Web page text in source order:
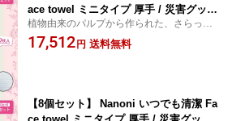
ace towel ミニタイプ 厚手 / 災害グッズ
災害時 防災グッズ 防災用品 災害対策
フェイスタオル 使い捨て クレンジング
植物由来のパルプから作られた、さらっと
なめらかな肌触りの使い捨てタオル！ ご使
用状況に合わせた取り出し方2WAY仕様！
17,512 円 送料無料
【8個セット】 Nanoni いつでも清潔 Fa